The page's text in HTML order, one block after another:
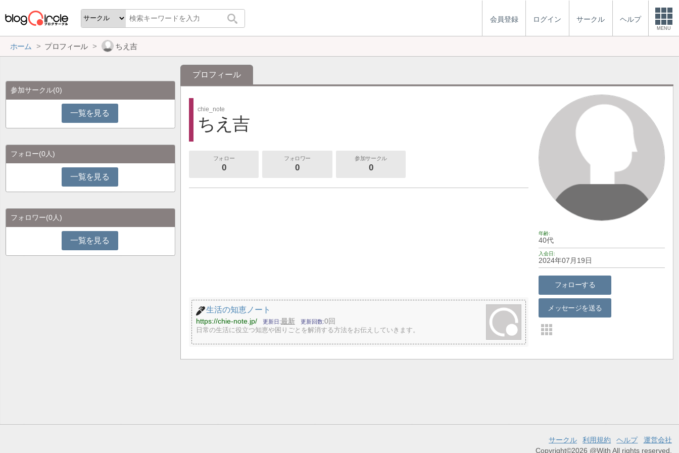
会員登録 ログイン サークル ヘルプ
MENU
ホーム プロフィール ちえ吉
プロフィール
chie_note
ちえ吉
フォロー
0
フォロワー
0
参加サークル
0
年齢
40代
入会日
2024年07月19日
フォローする
メッセージを送る
生活の知恵ノート
https://chie-note.jp/ 更新日 最新 更新回数 0回
日常の生活に役立つ知恵や困りごとを解消する方法をお伝えしていきます。
参加サークル(0)
一覧を見る
フォロー(0人)
一覧を見る
フォロワー(0人)
一覧を見る
サークル 利用規約 ヘルプ
運営会社
Copyright©2026 @With All rights reserved.